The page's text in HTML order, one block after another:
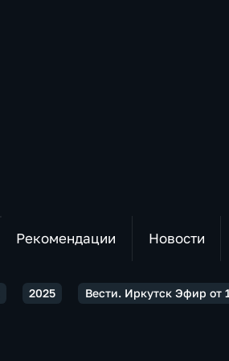
Рекомендации Новости
2025 Вести. Иркутск Эфир от